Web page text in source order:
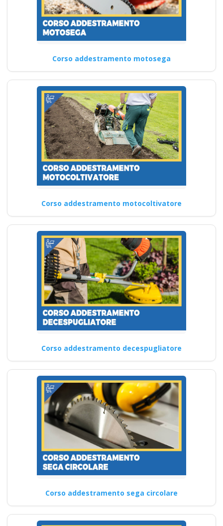
Corso addestramento motosega
Corso addestramento motocoltivatore
Corso addestramento decespugliatore
Corso addestramento sega circolare